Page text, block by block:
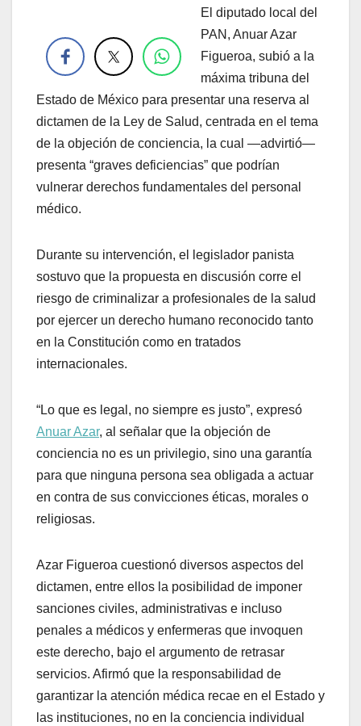
El diputado local del
PAN, Anuar Azar
Figueroa, subió a la
máxima tribuna del
Estado de México para presentar una reserva al
dictamen de la Ley de Salud, centrada en el tema
de la objeción de conciencia, la cual —advirtió—
presenta “graves deficiencias” que podrían
vulnerar derechos fundamentales del personal
médico.
Durante su intervención, el legislador panista
sostuvo que la propuesta en discusión corre el
riesgo de criminalizar a profesionales de la salud
por ejercer un derecho humano reconocido tanto
en la Constitución como en tratados
internacionales.
“Lo que es legal, no siempre es justo”, expresó
Anuar Azar, al señalar que la objeción de
conciencia no es un privilegio, sino una garantía
para que ninguna persona sea obligada a actuar
en contra de sus convicciones éticas, morales o
religiosas.
Azar Figueroa cuestionó diversos aspectos del
dictamen, entre ellos la posibilidad de imponer
sanciones civiles, administrativas e incluso
penales a médicos y enfermeras que invoquen
este derecho, bajo el argumento de retrasar
servicios. Afirmó que la responsabilidad de
garantizar la atención médica recae en el Estado y
las instituciones, no en la conciencia individual